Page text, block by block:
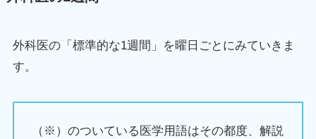
外科医の「標準的な1週間」を曜日ごとにみていきま
す。
（※）のついている医学用語はその都度、解説